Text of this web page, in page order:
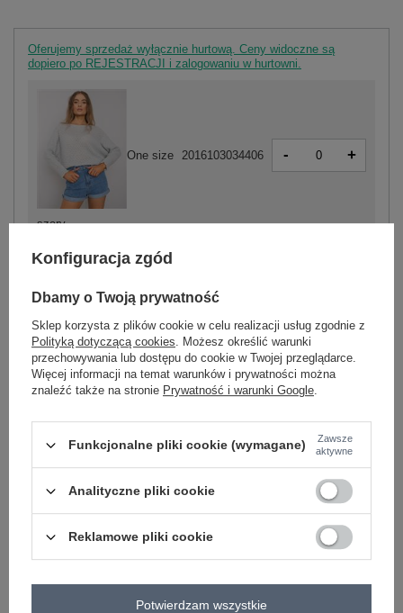
Oferujemy sprzedaż wyłącznie hurtową. Ceny widoczne są
dopiero po REJESTRACJI i zalogowaniu w hurtowni.
szary
One size 2016103034406 - +
ZALOGUJ SIĘ I ZOBACZ CENĘ
Masz pytanie? Chętnie pomożemy.
Zadzwoń+48 601 547 740 Zadaj pytanie
OCH BELLA
łódka
Konfiguracja zgód
Dbamy o Twoją prywatność
Sklep korzysta z plików cookie w celu realizacji usług zgodnie z
Polityką dotyczącą cookies. Możesz określić warunki
przechowywania lub dostępu do cookie w Twojej przeglądarce.
Więcej informacji na temat warunków i prywatności można
znaleźć także na stronie Prywatność i warunki Google.
Funkcjonalne pliki cookie (wymagane)
Zawsze
aktywne
Analityczne pliki cookie
Reklamowe pliki cookie
Potwierdzam wszystkie